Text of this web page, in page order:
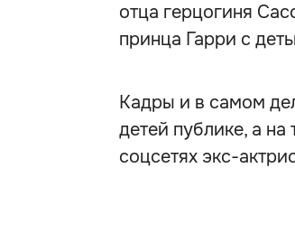
отца герцогиня
принца Гарри с
Кадры и в самом
детей публике, а
соцсетях экс-